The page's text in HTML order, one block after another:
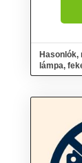
méterről
ideje kb.
Hasonlók,
lámpa,